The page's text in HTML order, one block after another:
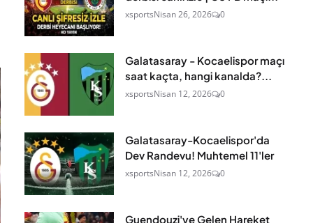
xsportsNisan 26, 2026 0
Galatasaray - Kocaelispor maçı
saat kaçta, hangi kanalda?...
xsportsNisan 12, 2026 0
Galatasaray-Kocaelispor'da
Dev Randevu! Muhtemel 11'ler
xsportsNisan 12, 2026 0
Guendouzi'ye Gelen Hareket